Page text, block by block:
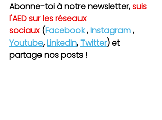
Abonne-toi à notre newsletter, suis
l'AED sur les réseaux
sociaux (Facebook, Instagram,
Youtube, LinkedIn, Twitter) et
partage nos posts !